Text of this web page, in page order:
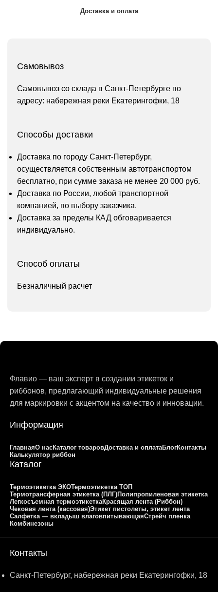
Доставка и оплата
Самовывоз
Самовывоз со склада в Санкт-Петербурге по
адресу: набережная реки Екатерингофки, 18
Способы доставки
Доставка по городу Санкт-Петербург,
осуществляется собственным автотранспортом
бесплатно, при сумме заказа не менее 20 000 руб.
Доставка по России, любой транспортной
компанией, по выбору заказчика.
Доставка за пределы КАД обговаривается
индивидуально.
Способ оплаты
Безналичный расчет
Флавио — ваш эксперт в создании этикеток и
риббонов, предлагающий индивидуальные решения
для маркировки с акцентом на качество и инновации.
Информация
ГлавнаяО насКаталог товаровДоставка и оплатаБлогКонтакты
Калькулятор риббон
Каталог
Термоэтикетка ЭКОТермоэтикетка ТОП
Термотрансферная этикетка (ПЛГ)Полипропиленовая этикетка
Легкосъемная термоэтикеткаКрасящая лента (Риббон)
Чековая лента (кассовая)Этикет пистолеты, этикет лента
Салфетка — вкладыш влаговпитывающаяСтрейч пленка
Комбинезоны
Контакты
Санкт-Петербург, набережная реки Екатерингофки, 18